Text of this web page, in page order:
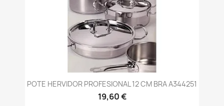
POTE HERVIDOR PROFESIONAL 12 CM BRA A344251
19,60 €